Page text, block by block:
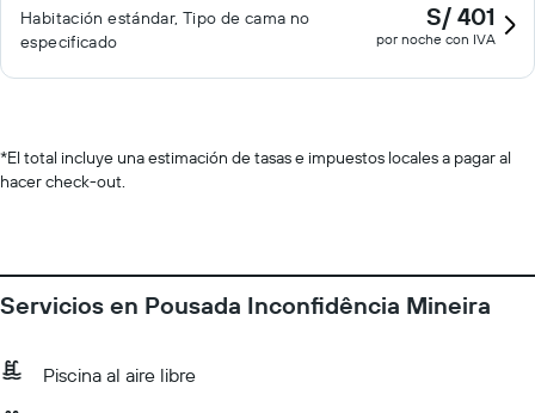
Habitación estándar, Tipo de cama no
especificado
S/ 401
por noche con IVA
*El total incluye una estimación de tasas e impuestos locales a pagar al
hacer check-out.
Servicios en Pousada Inconfidência Mineira
Piscina al aire libre